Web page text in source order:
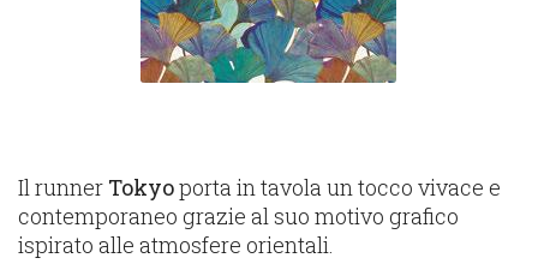
Il runner Tokyoporta in tavola un tocco vivace e
contemporaneo grazie al suo motivo grafico
ispirato alle atmosfere orientali.